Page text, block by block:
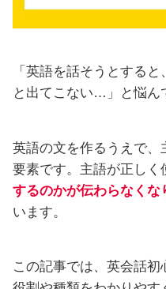
「英語を話そうとする
と出てこない…」と悩ん
英語の文を作るうえで
要素です。主語が正しく
するのかが伝わらなくな
います。
この記事では、英会話